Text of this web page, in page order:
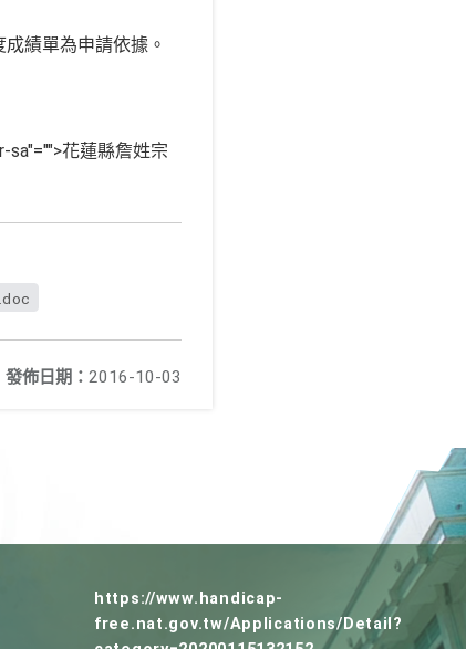
績單為申請依據。
sa"="">花蓮縣詹姓宗
發佈日期： 2016-10-03
https://www.handicap-
free.nat.gov.tw/Applications/Detail?